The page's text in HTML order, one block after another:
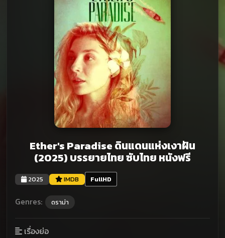
Ether's Paradise ดินแดนแห่งเงาฝัน
(2025) บรรยายไทย ซับไทย หนังฟรี
2025 IMDB FullHD
Genres: ดราม่า
เรื่องย่อ